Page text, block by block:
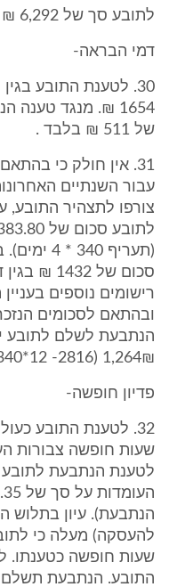
לתובע סך של 6,292 ₪ בגין רכיב זה.
דמי הבראה-
30. לטענת התובע
1654 ₪. מנגד
של 511 ₪ בלבד .
31. אין חולק כי
עבור השנתיים
סכום של
רישומים נוספים
ובהתאם לסכומים
הנתבעת לשלם לתובע
1,264₪ (2816- 12*340 ₪).
פדיון חופשה-
שעות חופשה כטענתו.